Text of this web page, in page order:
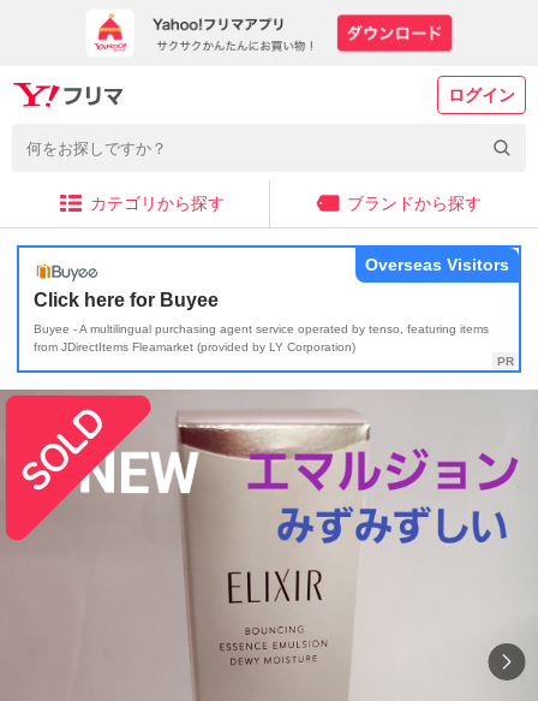
ログイン
カテゴリから探す ブランドから探す
Click here for Buyee
Buyee - A multilingual purchasing agent service operated by tenso, featuring items
from JDirectItems Fleamarket (provided by LY Corporation)
Overseas Visitors